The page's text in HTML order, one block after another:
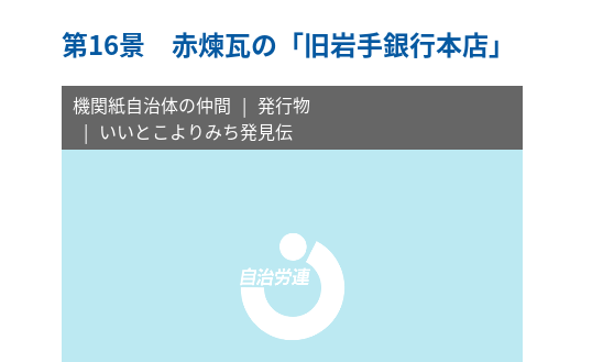
第16景 赤煉瓦の「旧岩手銀行本店」
機関紙自治体の仲間
発行物
いいとこよりみち発見伝